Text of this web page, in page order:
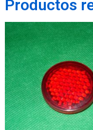
Productos